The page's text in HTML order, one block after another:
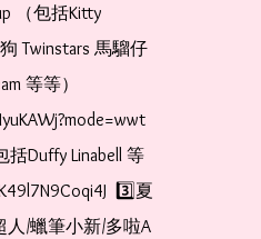
（包括Kitty
Twinstars 馬騮仔
等等）
Duffy Linabell 等
3️⃣夏
人/蠟筆小新/多啦A